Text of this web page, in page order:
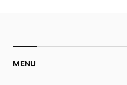
MENU